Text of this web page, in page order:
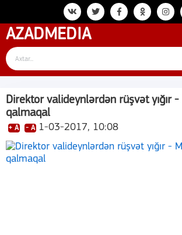
AZADMEDIA
Direktor valideynlərdən rüşvət yığır
qalmaqal
+ A - A 1-03-2017, 10:08